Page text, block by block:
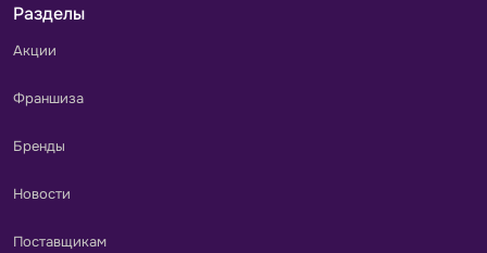
Разделы
Акции
Франшиза
Бренды
Новости
Поставщикам